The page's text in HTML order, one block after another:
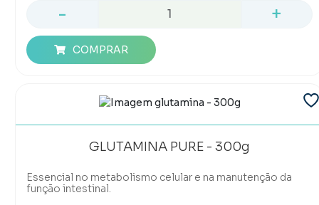
- +
COMPRAR
GLUTAMINA PURE - 300g
Essencial no metabolismo celular e na manutenção da
função intestinal.